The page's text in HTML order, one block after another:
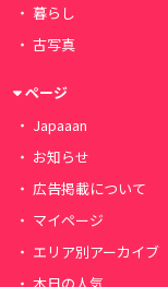
暮らし
古写真
ページ
Japaaan
お知らせ
広告掲載について
マイページ
エリア別アーカイブ